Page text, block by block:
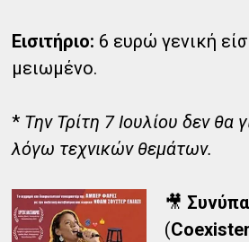
Εισιτήριο: 6 ευρώ γενική
μειωμένο.
* Την Τρίτη 7 Ιουλίου δεν θα
λόγω τεχνικών θεμάτων.
🎥
(